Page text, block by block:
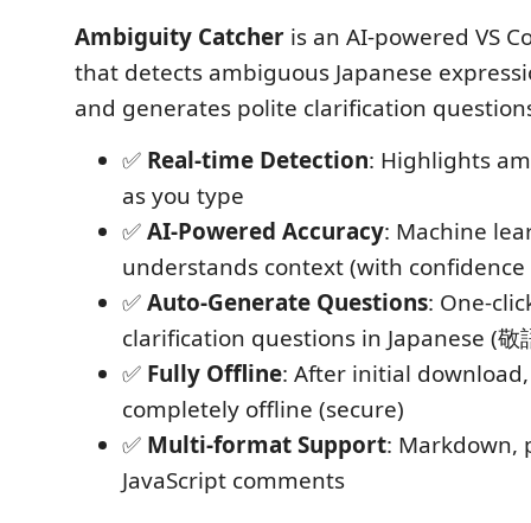
Ambiguity Catcher is an AI-powered VS
that detects ambiguous Japanese
and generates polite clarification
✅ Real-time Detection: Highlights
as you type
✅AI-Powered Accuracy: Machine
understands context (with confidence
✅Auto-Generate Questions: One-
clarification questions in Japanese (敬
✅ Fully Offline: After initial
completely offline (secure)
✅ Multi-format Support: Markdown,
JavaScript comments